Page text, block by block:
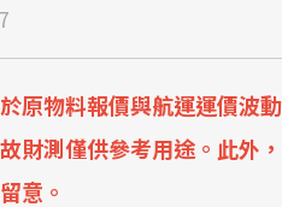
原物料報價與航運運價波
財測僅供參考用途。此外
意。